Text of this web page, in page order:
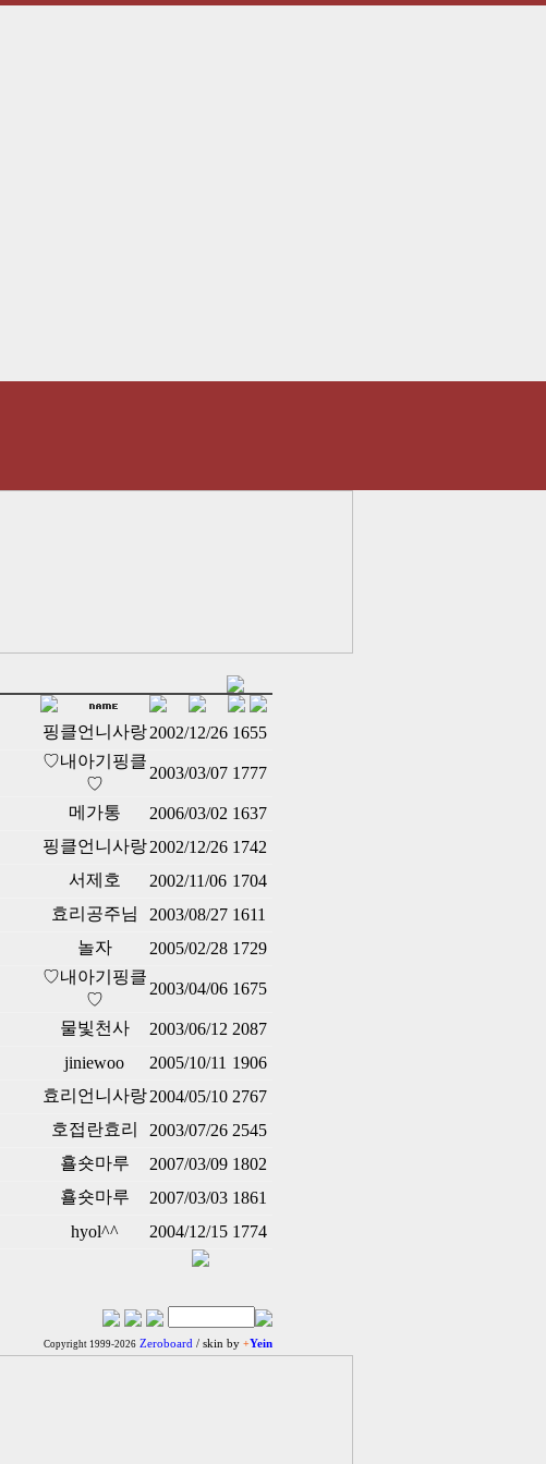
핑클언니사랑 2002/12/26 1655
♡내아기핑클
♡
2003/03/07 1777
메가통 2006/03/02 1637
핑클언니사랑 2002/12/26 1742
서제호 2002/11/06 1704
효리공주님 2003/08/27 1611
놀자 2005/02/28 1729
♡내아기핑클
♡
2003/04/06 1675
물빛천사 2003/06/12 2087
jiniewoo 2005/10/11 1906
효리언니사랑 2004/05/10 2767
호접란효리 2003/07/26 2545
횰숏마루 2007/03/09 1802
횰숏마루 2007/03/03 1861
hyol^^ 2004/12/15 1774
Copyright 1999-2026 Zeroboard / skin by +Yein